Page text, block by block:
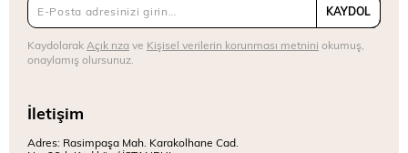
KAYDOL
Kaydolarak Açık rızave Kişisel verilerin korunması metnini okumuş,
onaylamış olursunuz.
İletişim
Adres: Rasimpaşa Mah. Karakolhane Cad.